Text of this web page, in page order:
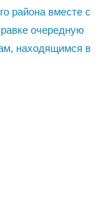
района вместе с
очередную
находящимся в